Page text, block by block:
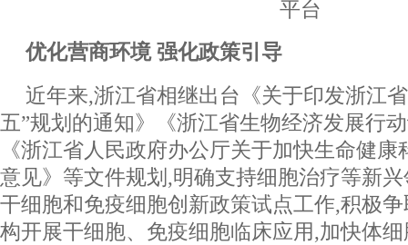
平台
优化营商环境 强化政策引导
近年来,浙江省相继出台《关于印发浙江
五”规划的通知》《浙江省生物经济发展行
《浙江省人民政府办公厅关于加快生命健
意见》等文件规划,明确支持细胞治疗等新
干细胞和免疫细胞创新政策试点工作,积极
构开展干细胞、免疫细胞临床应用,加快体